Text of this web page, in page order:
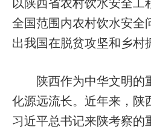
全国范围内农村饮水安全
出我国在脱贫攻坚和乡村
陕西作为中华文明的
化源远流长。近年来，陕
习近平总书记来陕考察的